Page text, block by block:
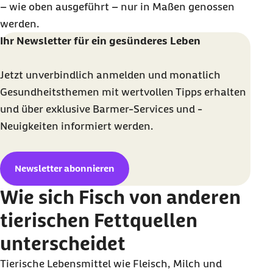
– wie oben ausgeführt – nur in Maßen genossen
werden.
Ihr Newsletter für ein gesünderes Leben
Jetzt unverbindlich anmelden und monatlich
Gesundheitsthemen mit wertvollen Tipps erhalten
und über exklusive Barmer-Services und -
Neuigkeiten informiert werden.
Newsletter abonnieren
Wie sich Fisch von anderen
tierischen Fettquellen
unterscheidet
Tierische Lebensmittel wie Fleisch, Milch und